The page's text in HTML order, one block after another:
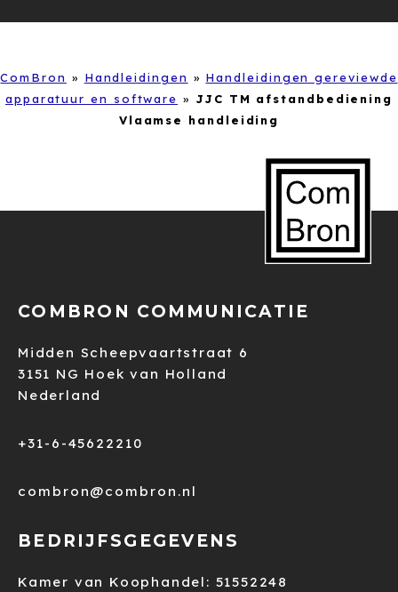
ComBron » Handleidingen » Handleidingen gereviewde
apparatuur en software » JJC TM afstandbediening
Vlaamse handleiding
COMBRON COMMUNICATIE
Midden Scheepvaartstraat 6
3151 NG Hoek van Holland
Nederland
+31-6-45622210
combron@combron.nl
BEDRIJFSGEGEVENS
Kamer van Koophandel: 51552248